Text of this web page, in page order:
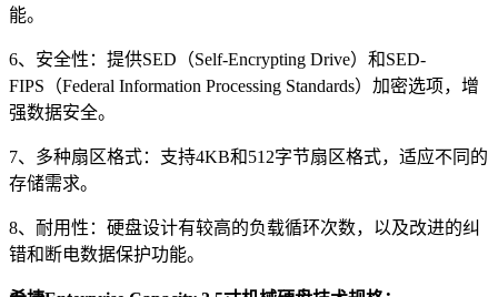
能。
6、安全性：提供SED（Self-Encrypting Drive）和SED-
FIPS（Federal Information Processing Standards）加密选项，增
强数据安全。
7、多种扇区格式：支持4KB和512字节扇区格式，适应不同的
存储需求。
8、耐用性：硬盘设计有较高的负载循环次数，以及改进的纠
错和断电数据保护功能。